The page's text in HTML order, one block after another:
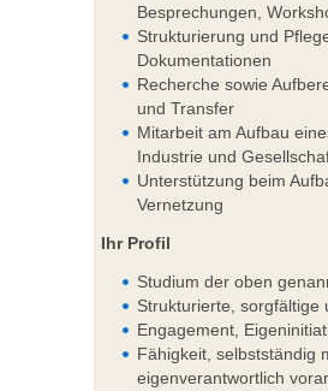
Besprechungen,
Strukturierung und
Dokumentationen
Recherche sowie
und Transfer
Mitarbeit am Aufbau
Industrie und
Unterstützung beim
Vernetzung
Ihr Profil
Studium der oben
Strukturierte, sorgfältige
Engagement,
Fähigkeit, selbstständig
eigenverantwortlich